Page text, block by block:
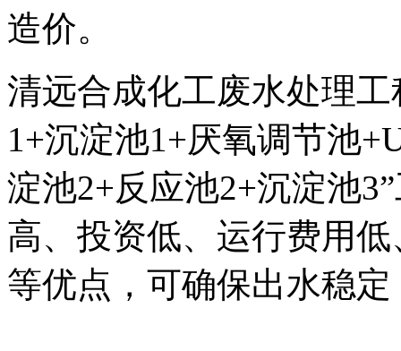
造价。
清远合成化工废水处理
1+沉淀池1+厌氧调节池
淀池2+反应池2+沉淀池
高、投资低、运行费用
等优点，可确保出水稳